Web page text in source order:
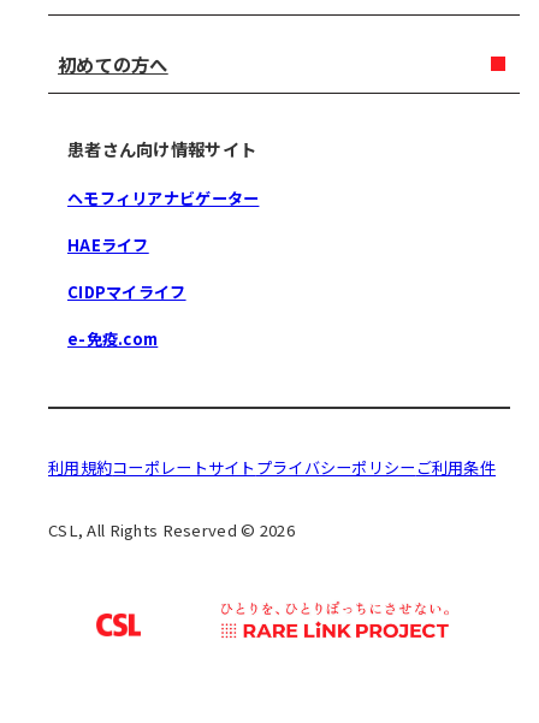
初めての方へ
患者さん向け情報サイト
ヘモフィリアナビゲーター
HAEライフ
CIDPマイライフ
e-免疫.com
利用規約コーポレートサイト プライバシーポリシー ご利用条件
CSL, All Rights Reserved © 2026